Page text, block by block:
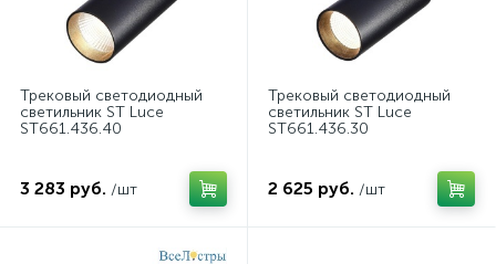
Трековый светодиодный
светильник ST Luce
ST661.436.40
3 283 руб. /шт
Трековый светодиодный
светильник ST Luce
ST661.436.30
2 625 руб. /шт